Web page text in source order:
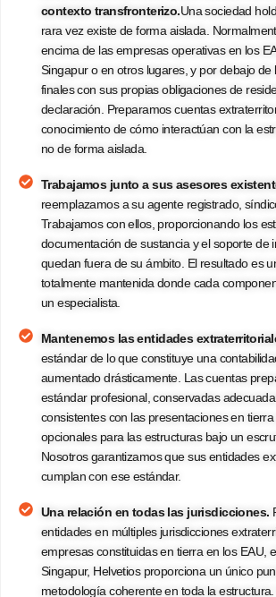
contexto transfronterizo.Una sociedad
rara vez existe de forma aislada.
encima de las empresas operativas en los
Singapur o en otros lugares, y por debajo de
finales con sus propias obligaciones de
declaración. Preparamos cuentas
conocimiento de cómo interactúan con la
no de forma aislada.
Trabajamos junto a sus asesores
reemplazamos a su agente registrado,
Trabajamos con ellos, proporcionando los
documentación de sustancia y el soporte de
quedan fuera de su ámbito. El resultado es
totalmente mantenida donde cada
un especialista.
Mantenemos las entidades
estándar de lo que constituye una
aumentado drásticamente. Las cuentas
estándar profesional, conservadas
consistentes con las presentaciones en
opcionales para las estructuras bajo un
Nosotros garantizamos que sus entidades
cumplan con ese estándar.
Una relación en todas las jurisdicciones.
entidades en múltiples jurisdicciones
empresas constituidas en tierra en los EAU,
Singapur, Helvetios proporciona un único
metodología coherente en toda la